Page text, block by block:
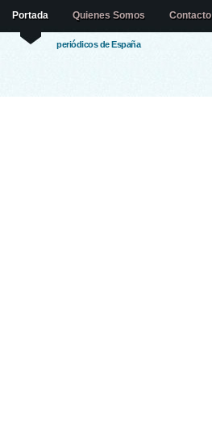
periódicos de España
Portada Quienes Somos Contacto